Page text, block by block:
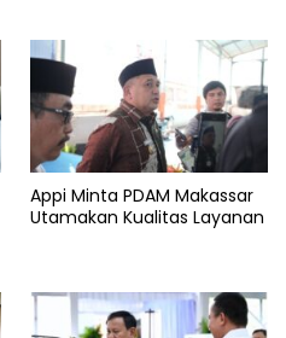
Appi Minta PDAM Makassar
Utamakan Kualitas Layanan